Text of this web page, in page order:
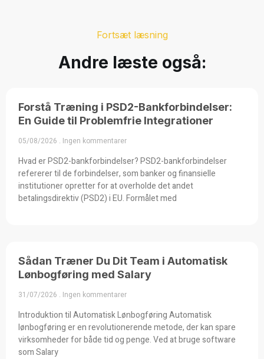
Fortsæt læsning
Andre læste også:
Forstå Træning i PSD2-Bankforbindelser:
En Guide til Problemfrie Integrationer
05/08/2026 Ingen kommentarer
Hvad er PSD2-bankforbindelser? PSD2-bankforbindelser
refererer til de forbindelser, som banker og finansielle
institutioner opretter for at overholde det andet
betalingsdirektiv (PSD2) i EU. Formålet med
Sådan Træner Du Dit Team i Automatisk
Lønbogføring med Salary
31/07/2026 Ingen kommentarer
Introduktion til Automatisk Lønbogføring Automatisk
lønbogføring er en revolutionerende metode, der kan spare
virksomheder for både tid og penge. Ved at bruge software
som Salary